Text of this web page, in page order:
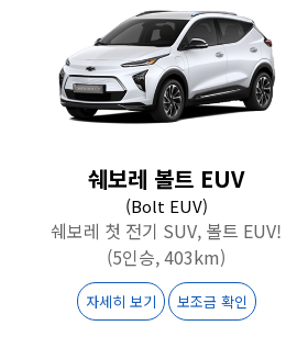
쉐보레 볼트 EUV
(Bolt EUV)
쉐보레 첫 전기 SUV, 볼트 EUV!
(5인승, 403km)
자세히 보기 보조금 확인